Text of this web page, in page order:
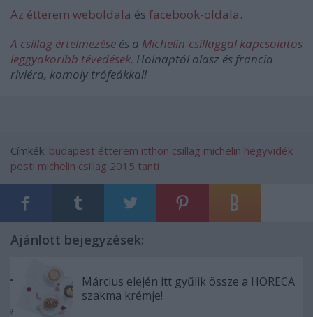
Az étterem weboldala és facebook-oldala.
A csillag értelmezése és a Michelin-csillaggal kapcsolatos
leggyakoribb tévedések. Holnaptól olasz és francia
riviéra, komoly trófeákkal!
Címkék: budapest étterem itthon csillag michelin hegyvidék
pesti michelin csillag 2015 tanti
Ajánlott bejegyzések:
Március elején itt gyűlik össze a HORECA
szakma krémje!